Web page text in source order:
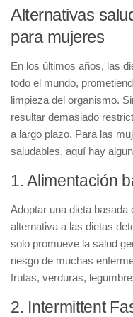
Alternativas
para mujeres
En los últimos años, las
todo el mundo,
limpieza del organismo.
resultar demasiado
a largo plazo. Para las
saludables, aquí hay
1. Alimentación
Adoptar una dieta basada
alternativa a las dietas
solo promueve la salud
riesgo de muchas
frutas, verduras,
2. Intermittent